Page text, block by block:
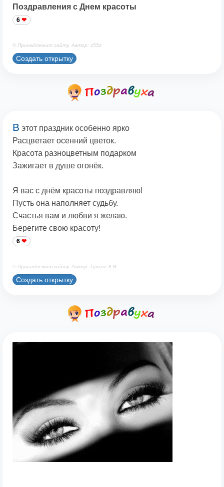
Поздравления с Днем красоты
6
© Принадлежит сайту. Автор: z55z
Создать открытку
В этот праздник особенно ярко
Расцветает осенний цветок.
Красота разноцветным подарком
Зажигает в душе огонёк.
Я вас с днём красоты поздравляю!
Пусть она наполняет судьбу.
Счастья вам и любви я желаю.
Берегите свою красоту!
6
© Принадлежит сайту. Автор: Гульпе К.В.
Создать открытку